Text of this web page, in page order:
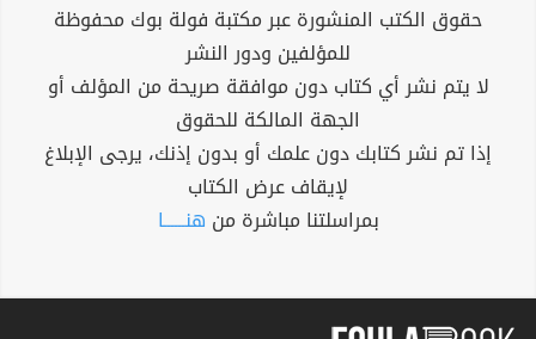
حقوق الكتب المنشورة عبر مكتبة فولة بوك محفوظة
للمؤلفين ودور النشر
لا يتم نشر أي كتاب دون موافقة صريحة من المؤلف أو
الجهة المالكة للحقوق
إذا تم نشر كتابك دون علمك أو بدون إذنك، يرجى الإبلاغ
لإيقاف عرض الكتاب
بمراسلتنا مباشرة من هنــــــا